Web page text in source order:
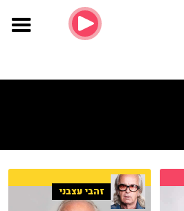
זהבי עצבני